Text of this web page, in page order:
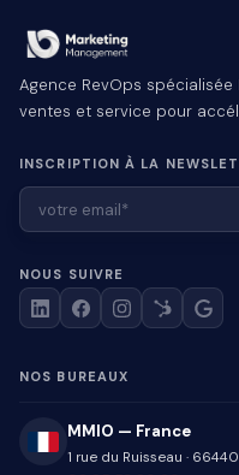
Agence RevOps spécialisée
ventes et service pour
INSCRIPTION À LA
NOUS SUIVRE
NOS BUREAUX
MMIO — France
1 rue du Ruisseau · 66440